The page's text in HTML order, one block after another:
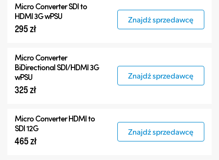
Micro ConverterSDI to
HDMI 3G wPSU
295 zł
Znajdź sprzedawcę
Micro Converter
BiDirectional SDI/HDMI 3G
wPSU
325 zł
Znajdź sprzedawcę
Micro ConverterHDMI to
SDI 12G
465 zł
Znajdź sprzedawcę